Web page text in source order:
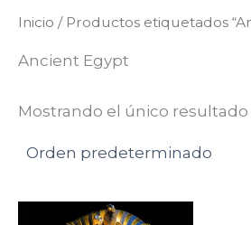
Inicio / Productos etiquetados
Ancient Egypt
Mostrando el único resultado